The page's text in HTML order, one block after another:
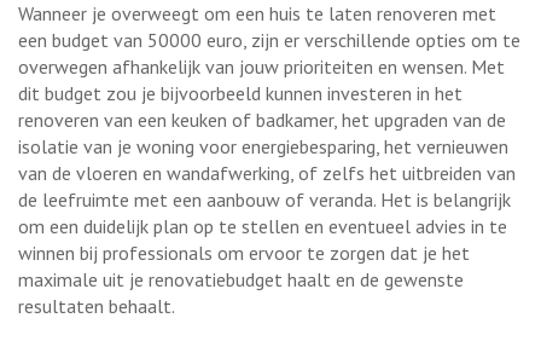
Wanneer je overweegt om een huis te laten renoveren met
een budget van 50000 euro, zijn er verschillende opties om te
overwegen afhankelijk van jouw prioriteiten en wensen. Met
dit budget zou je bijvoorbeeld kunnen investeren in het
renoveren van een keuken of badkamer, het upgraden van de
isolatie van je woning voor energiebesparing, het vernieuwen
van de vloeren en wandafwerking, of zelfs het uitbreiden van
de leefruimte met een aanbouw of veranda. Het is belangrijk
om een duidelijk plan op te stellen en eventueel advies in te
winnen bij professionals om ervoor te zorgen dat je het
maximale uit je renovatiebudget haalt en de gewenste
resultaten behaalt.